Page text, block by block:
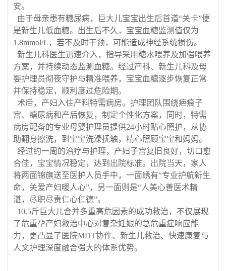
安。
由于母亲患有糖尿病，巨大儿宝宝出生后首道“关卡”便
是新生儿低血糖。出生后不久，宝宝血糖监测值仅为
1.8mmol/L ，若不及时干预，可能造成神经系统损伤。
新生儿科医生迅速介入，指导采用糖水喂养及加强喂养
方案，并持续动态监测血糖。经过产科、新生儿科及母
婴护理员彻夜守护与精准喂养，宝宝血糖逐步恢复正常
并保持稳定，顺利度过危险期。
术后，产妇入住产科特需病房。护理团队围绕疤痕子
宫、糖尿病和产后恢复，制定个性化方案，
同时，特需
病房配备的专业母婴护理员提供24小时贴心照护，从协
助翻身擦洗，到宝宝洗澡抚触，精心照顾宝宝和妈妈。
经过约一周的治疗与护理，产妇子宫复旧良好，切口愈
合佳，宝宝情况稳定，达到出院标准。出院当天，家人
将两面锦旗送至医护人员手中，一面绣有“专业护航新生
命，关爱产妇暖人心”，另一面则是“人美心善医术精
湛，尽职尽责仁心仁德”。
10.5斤巨大儿合并多重高危因素的成功救治，不仅展现
了危重孕产妇救治中心对复杂妊娠的急危重症响应能
力，更凸显了医院MDT协作、新生儿救治、快速康复与
人文护理深度融合强大的体系优势。